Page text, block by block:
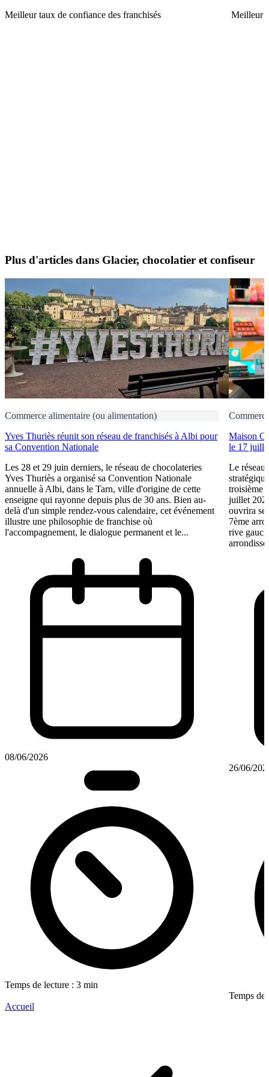
Meilleur taux de confiance des franchisés Meilleur
Plus d'articles dans Glacier, chocolatier et confiseur
Commerce alimentaire (ou alimentation)
Yves Thuriès réunit son réseau de franchisés à Albi pour
sa Convention Nationale
Les 28 et 29 juin derniers, le réseau de chocolateries
Yves Thuriès a organisé sa Convention Nationale
annuelle à Albi, dans le Tarn, ville d'origine de cette
enseigne qui rayonne depuis plus de 30 ans. Bien au-
delà d'un simple rendez-vous calendaire, cet événement
illustre une philosophie de franchise où
l'accompagnement, le dialogue permanent et le...
08/06/2026
Temps de lecture : 3 min
Maison
le 17
Le
troisième
juillet
ouvrira
7ème
rive
26/06/
Temps de
Accueil